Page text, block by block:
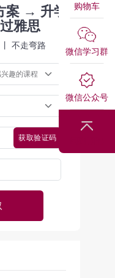
案 → 升学
雅思
不走弯路
获取验证码
购物车
微信学习群
微信公众号